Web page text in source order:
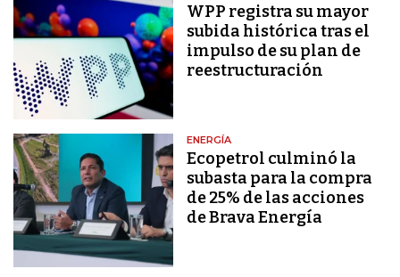
WPP registra su mayor
subida histórica tras el
impulso de su plan de
reestructuración
ENERGÍA
Ecopetrol culminó la
subasta para la compra
de 25% de las acciones
de Brava Energía